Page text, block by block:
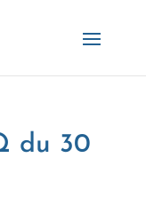
du 30